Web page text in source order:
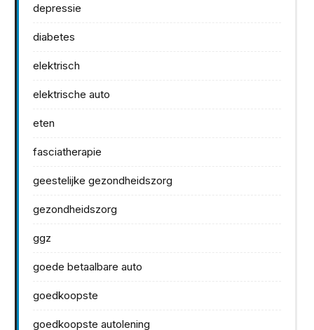
depressie
diabetes
elektrisch
elektrische auto
eten
fasciatherapie
geestelijke gezondheidszorg
gezondheidszorg
ggz
goede betaalbare auto
goedkoopste
goedkoopste autolening